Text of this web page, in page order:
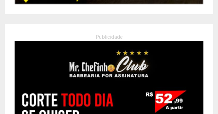
Publicidade